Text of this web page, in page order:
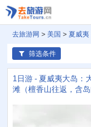
去旅游网 > 美国 > 夏威夷
筛选条件
1日游 - 夏威夷大岛：
滩（檀香山往返，含岛